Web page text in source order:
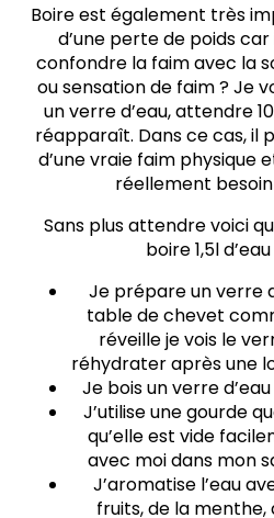
Boire est également très
d’une perte de poids
confondre la faim avec la
ou sensation de faim ? Je
un verre d’eau, attendre
réapparaît. Dans ce cas, il
d’une vraie faim physique
réellement
Sans plus attendre voici
boire 1,5l
Je prépare un verre
table de chevet
réveille je vois le
réhydrater après une
Je bois un verre
J’utilise une gourde
qu’elle est vide
avec moi dans mon
J’aromatise l’eau
fruits, de la menthe,